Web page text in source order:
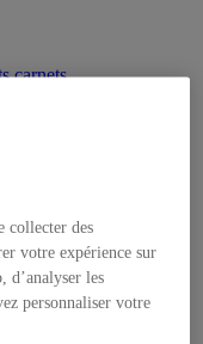
carnets
collecter des
votre expérience sur
d’analyser les
personnaliser votre